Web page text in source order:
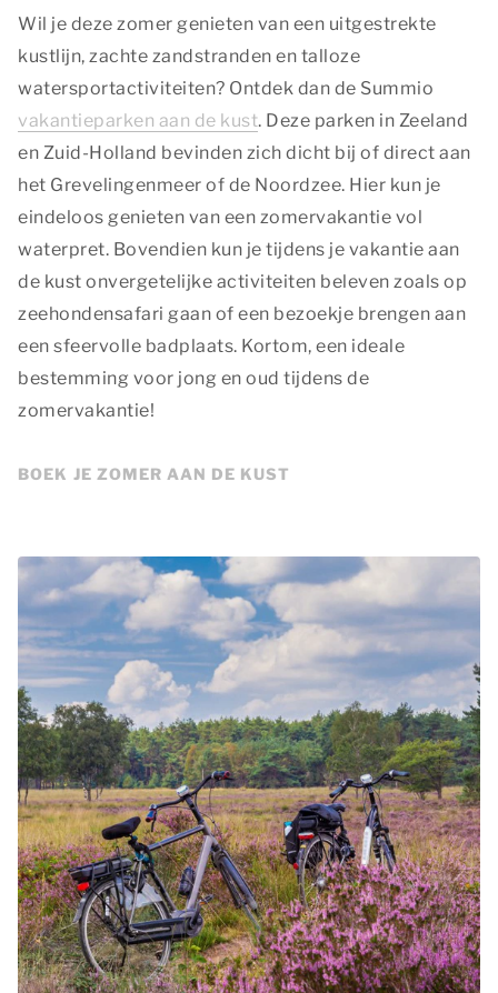
Wil je deze zomer genieten van een uitgestrekte
kustlijn, zachte zandstranden en talloze
watersportactiviteiten? Ontdek dan de Summio
vakantieparken aan de kust. Deze parken in Zeeland
en Zuid-Holland bevinden zich dicht bij of direct aan
het Grevelingenmeer of de Noordzee. Hier kun je
eindeloos genieten van een zomervakantie vol
waterpret. Bovendien kun je tijdens je vakantie aan
de kust onvergetelijke activiteiten beleven zoals op
zeehondensafari gaan of een bezoekje brengen aan
een sfeervolle badplaats. Kortom, een ideale
bestemming voor jong en oud tijdens de
zomervakantie!
BOEK JE ZOMER AAN DE KUST